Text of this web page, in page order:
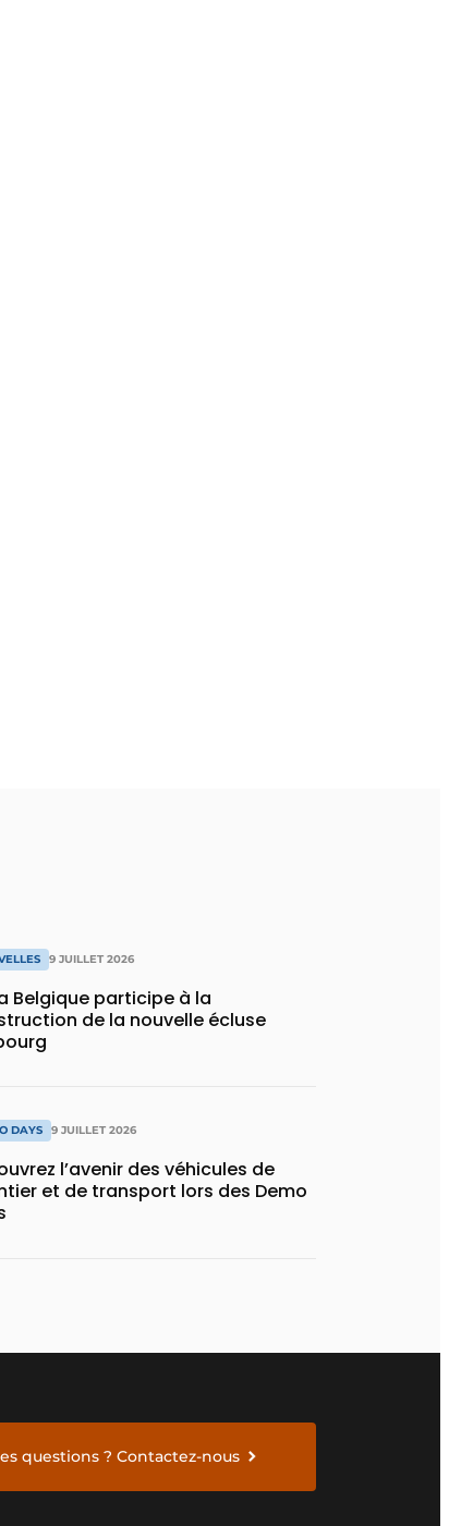
9 JUILLET 2026
Belgique participe à la
de la nouvelle écluse
DAYS 9 JUILLET 2026
l’avenir des véhicules de
et de transport lors des Demo
questions ? Contactez-nous